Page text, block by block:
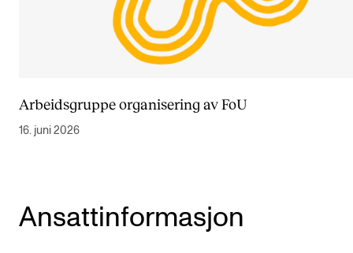
Arbeidsgruppe organisering av FoU
16. juni 2026
Ansattinformasjon